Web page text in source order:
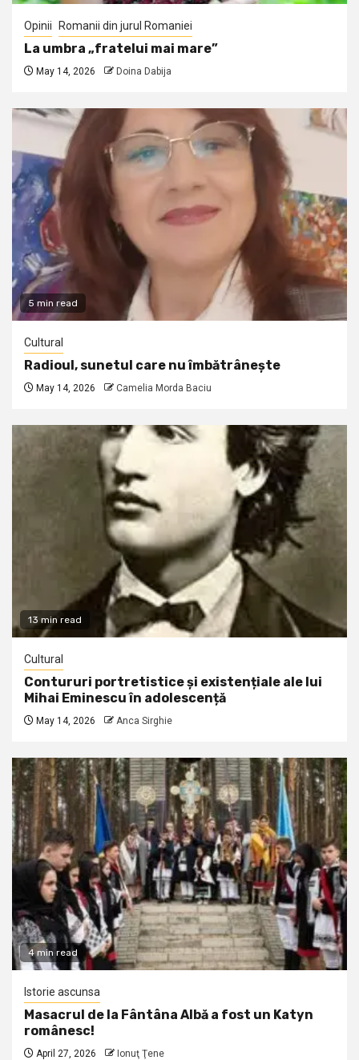
Opinii Romanii din jurul Romaniei
La umbra „fratelui mai mare”
May 14, 2026 Doina Dabija
5 min read
Cultural
Radioul, sunetul care nu îmbătrânește
May 14, 2026 Camelia Morda Baciu
13 min read
Cultural
Contururi portretistice și existențiale ale lui
Mihai Eminescu în adolescență
May 14, 2026 Anca Sirghie
4 min read
Istorie ascunsa
Masacrul de la Fântâna Albă a fost un Katyn
românesc!
April 27, 2026 Ionuţ Ţene